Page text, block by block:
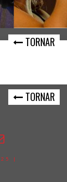
TORNAR
TORNAR
|